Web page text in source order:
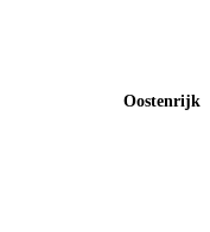
Oostenrijk